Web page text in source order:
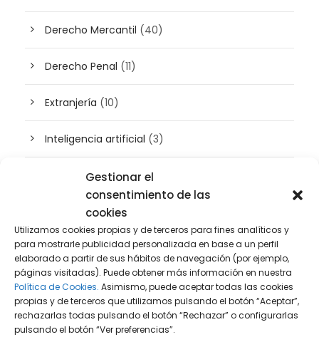
Gestionar el
consentimiento de las
cookies
Utilizamos cookies propias y de terceros para fines analíticos y
para mostrarle publicidad personalizada en base a un perfil
elaborado a partir de sus hábitos de navegación (por ejemplo,
páginas visitadas). Puede obtener más información en nuestra
Política de Cookies. Asimismo, puede aceptar todas las cookies
propias y de terceros que utilizamos pulsando el botón “Aceptar”,
rechazarlas todas pulsando el botón “Rechazar” o configurarlas
pulsando el botón “Ver preferencias”.
Derecho Mercantil (40)
Derecho Penal (11)
Extranjería (10)
Inteligencia artificial (3)
Patrimonio(5)
Plusvalía(2)
Prensa(2)
Propiedad intelectual e industrial(13)
Protección de datos(40)